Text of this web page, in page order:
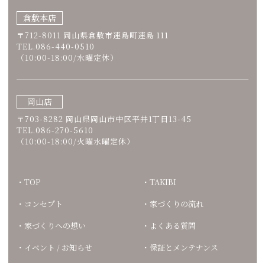
倉敷本店
〒712-8011 岡山県倉敷市連島町連島 111
TEL.086-440-0510
（10:00-18:00/水曜定休）
岡山店
〒703-8282 岡山県岡山市中区平井1丁目13-45
TEL.086-270-5610
（10:00-18:00/火曜水曜定休）
TOP
コンセプト
家づくりへの想い
イベント / お知らせ
TAKIBI
家づくりの流れ
よくある質問
保証とメンテナンス